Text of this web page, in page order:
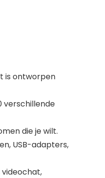
is ontworpen
verschillende
die je wilt.
USB-adapters,
videochat,